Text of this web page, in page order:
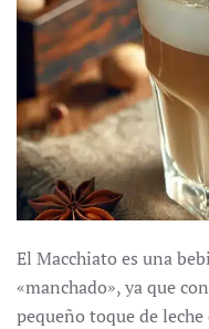
El Macchiato es una
«manchado», ya que
pequeño toque de